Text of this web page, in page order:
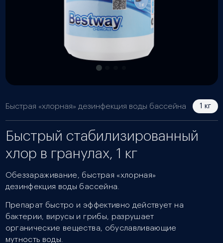
Быстрая «хлорная» дезинфекция воды бассейна 1 кг
Быстрый стабилизированный
хлор в гранулах, 1 кг
Обеззараживание, быстрая «хлорная»
дезинфекция воды бассейна.
Препарат быстро и эффективно действует на
бактерии, вирусы и грибы, разрушает
органические вещества, обуславливающие
мутность воды.